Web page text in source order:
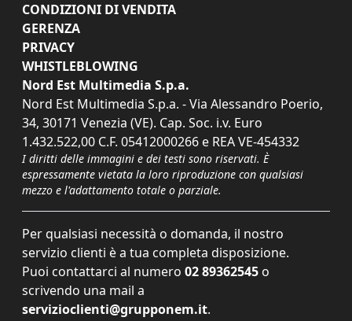
CONDIZIONI DI VENDITA
GERENZA
PRIVACY
WHISTLEBLOWING
Nord Est Multimedia S.p.a.
Nord Est Multimedia S.p.a. - Via Alessandro Poerio,
34, 30171 Venezia (VE). Cap. Soc. i.v. Euro
1.432.522,00 C.F. 05412000266 e REA VE-454332
I diritti delle immagini e dei testi sono riservati. È
espressamente vietata la loro riproduzione con qualsiasi
mezzo e l'adattamento totale o parziale.
Per qualsiasi necessità o domanda, il nostro
servizio clienti è a tua completa disposizione.
Puoi contattarci al numero 02 89362545 o
scrivendo una mail a
servizioclienti@grupponem.it.